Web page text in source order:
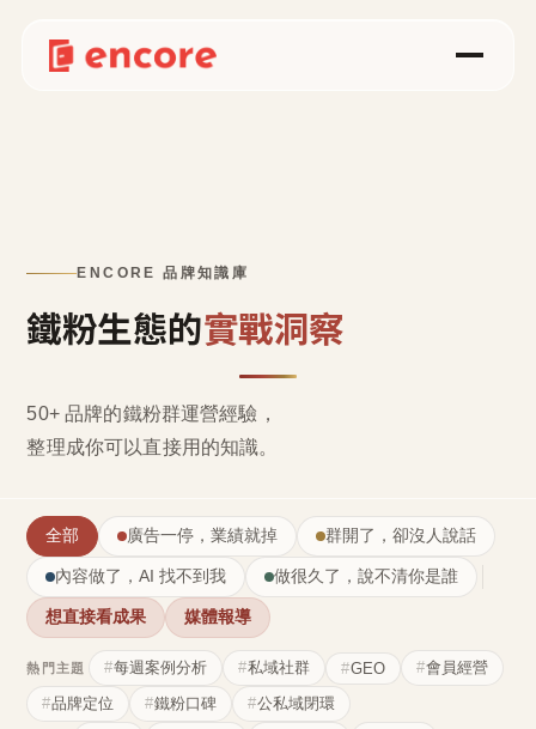
ENCORE 品牌知識庫
鐵粉生態的實戰洞察
50+ 品牌的鐵粉群運營經驗，
整理成你可以直接用的知識。
全部 廣告一停，業績就掉 群開了，卻沒人說話
內容做了，AI 找不到我 做很久了，說不清你是誰
想直接看成果 媒體報導
熱門主題 每週案例分析 私域社群 GEO
會員經營
品牌定位
鐵粉口碑 公私域閉環